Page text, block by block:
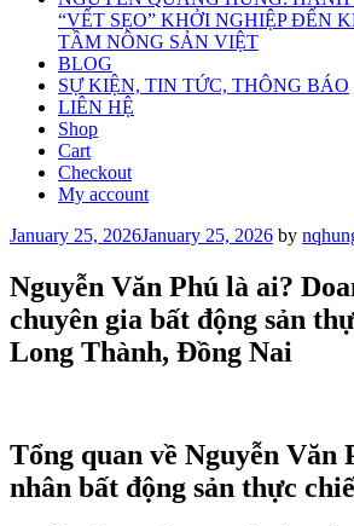
“VẾT SẸO” KHỞI NGHIỆP ĐẾN
TẦM NÔNG SẢN VIỆT
BLOG
SỰ KIỆN, TIN TỨC, THÔNG BÁO
LIÊN HỆ
Shop
Cart
Checkout
My account
Posted
January 25, 2026January 25, 2026 by
Nguyễn Văn Phú là ai?
chuyên gia bất động sản
Long Thành, Đồng Nai
Tổng quan về Nguyễn Văn
nhân bất động sản thực